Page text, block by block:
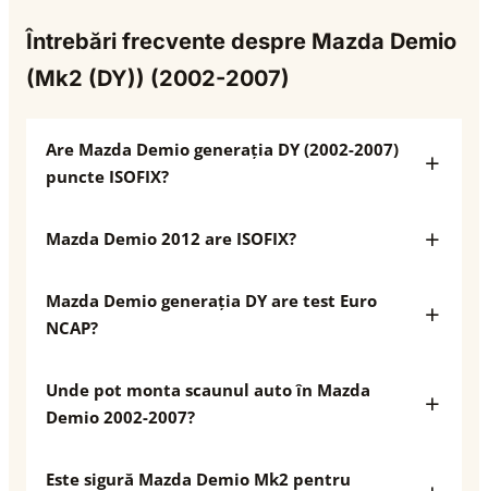
Întrebări frecvente despre Mazda Demio
(Mk2 (DY)) (2002-2007)
Are Mazda Demio generația DY (2002-2007)
puncte ISOFIX?
Mazda Demio 2012 are ISOFIX?
Mazda Demio generația DY are test Euro
NCAP?
Unde pot monta scaunul auto în Mazda
Demio 2002-2007?
Este sigură Mazda Demio Mk2 pentru